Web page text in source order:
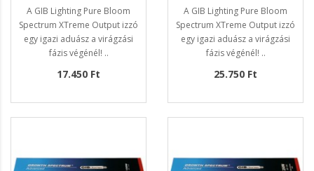
A GIB Lighting Pure Bloom
Spectrum XTreme Output izzó
egy igazi aduász a virágzási
fázis végénél! ..
17.450 Ft
A GIB Lighting Pure Bloom
Spectrum XTreme Output izzó
egy igazi aduász a virágzási
fázis végénél! ..
25.750 Ft